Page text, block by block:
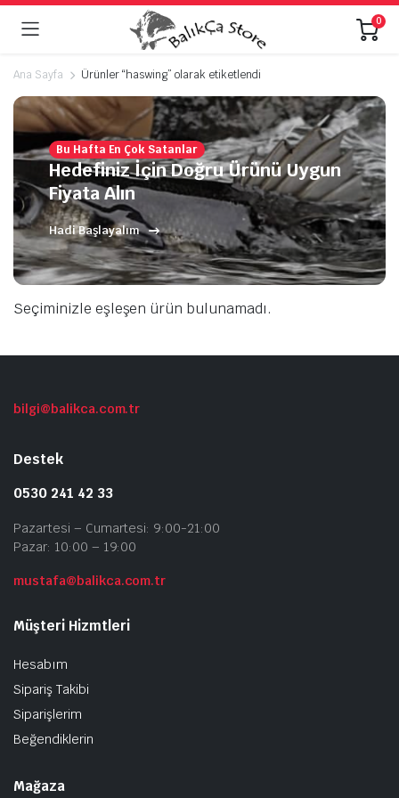
0
Ana Sayfa Ürünler “haswing” olarak etiketlendi
Bu Hafta En Çok Satanlar
Hedefiniz İçin Doğru Ürünü Uygun
Fiyata Alın
Hadi Başlayalım
Seçiminizle eşleşen ürün bulunamadı.
bilgi@balikca.com.tr
Destek
0530 241 42 33
Pazartesi – Cumartesi: 9:00-21:00
Pazar: 10:00 – 19:00
mustafa@balikca.com.tr
Müşteri Hizmtleri
Hesabım
Sipariş Takibi
Siparişlerim
Beğendiklerin
Mağaza